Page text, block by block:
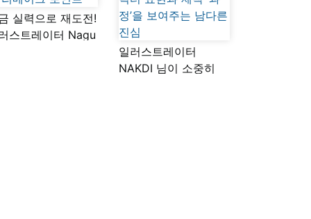
실력으로 재도전!
스트레이터 Nagu
일러스트레이터
NAKDI 님이 소중히